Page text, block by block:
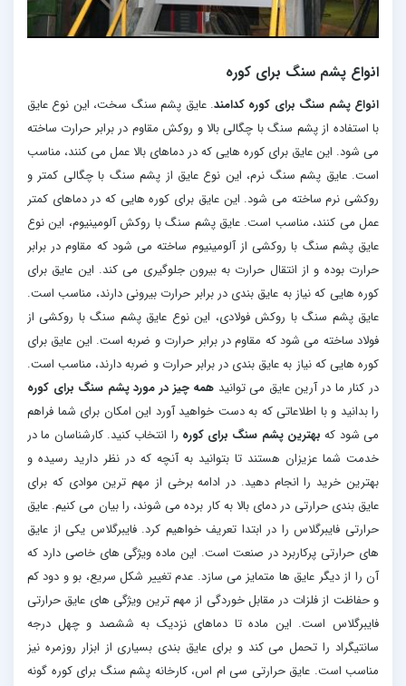
انواع پشم سنگ برای کوره
انواع پشم سنگ برای کوره کدامند. عایق پشم سنگ سخت، این نوع عایق
با استفاده از پشم سنگ با چگالی بالا و روکش مقاوم در برابر حرارت ساخته
می شود. این عایق برای کوره هایی که در دماهای بالا عمل می کنند، مناسب
است. عایق پشم سنگ نرم، این نوع عایق از پشم سنگ با چگالی کمتر و
روکشی نرم ساخته می شود. این عایق برای کوره هایی که در دماهای کمتر
عمل می کنند، مناسب است. عایق پشم سنگ با روکش آلومینیوم، این نوع
عایق پشم سنگ با روکشی از آلومینیوم ساخته می شود که مقاوم در برابر
حرارت بوده و از انتقال حرارت به بیرون جلوگیری می کند. این عایق برای
کوره هایی که نیاز به عایق بندی در برابر حرارت بیرونی دارند، مناسب است.
عایق پشم سنگ با روکش فولادی، این نوع عایق پشم سنگ با روکشی از
فولاد ساخته می شود که مقاوم در برابر حرارت و ضربه است. این عایق برای
کوره هایی که نیاز به عایق بندی در برابر حرارت و ضربه دارند، مناسب است.
در کنار ما در آرین عایق می توانید همه چیز در مورد پشم سنگ برای کوره
را بدانید و با اطلاعاتی که به دست خواهید آورد این امکان برای شما فراهم
می شود که بهترین پشم سنگ برای کوره را انتخاب کنید. کارشناسان ما در
خدمت شما عزیزان هستند تا بتوانید به آنچه که در نظر دارید رسیده و
بهترین خرید را انجام دهید. در ادامه برخی از مهم ترین موادی که برای
عایق بندی حرارتی در دمای بالا به کار برده می شوند، را بیان می کنیم. عایق
حرارتی فایبرگلاس را در ابتدا تعریف خواهیم کرد. فایبرگلاس یکی از عایق
های حرارتی پرکاربرد در صنعت است. این ماده ویژگی های خاصی دارد که
آن را از دیگر عایق ها متمایز می سازد. عدم تغییر شکل سریع، بو و دود کم
و حفاظت از فلزات در مقابل خوردگی از مهم ترین ویژگی های عایق حرارتی
فایبرگلاس است. این ماده تا دماهای نزدیک به ششصد و چهل درجه
سانتیگراد را تحمل می کند و برای عایق بندی بسیاری از ابزار روزمره نیز
مناسب است. عایق حرارتی سی ام اس، کارخانه پشم سنگ برای کوره گونه